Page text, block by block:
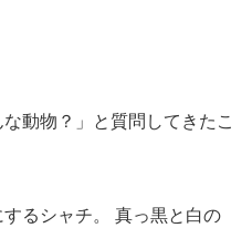
動物？」と質問してきたこ
るシャチ。 真っ黒と白の